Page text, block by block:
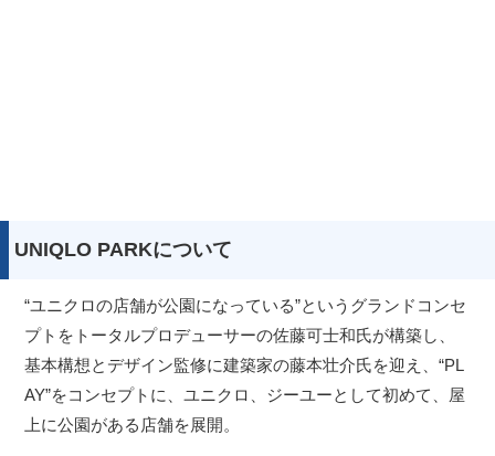
UNIQLO PARKについて
“ユニクロの店舗が公園になっている”というグランドコンセ
プトをトータルプロデューサーの佐藤可士和氏が構築し、
基本構想とデザイン監修に建築家の藤本壮介氏を迎え、“PL
AY”をコンセプトに、ユニクロ、ジーユーとして初めて、屋
上に公園がある店舗を展開。